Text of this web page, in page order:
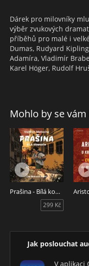
Dárek pro milovníky
výběr zvukových
příběhů pro malé i
Dumas, Rudyard
Adamíra, Vladimír
Karel Höger, Rudolf
Mauglí
1. Člověčí mládě
2. Na poradní skále
3. Mauglí se učí
4. V zajetí opic
5. Boj
6. Mauglí odchází
8. Hon na Šér Chána
9. Vyhnán lidskou
1. Část první - Jak začít
2. Část druhá -
Mohlo by se
Prašina - Bílá komnata
299 Kč
Jak poslouchat
V aplikaci